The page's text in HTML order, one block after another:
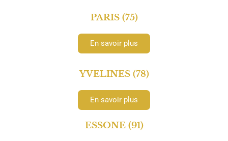
PARIS (75)
En savoir plus
YVELINES (78)
En savoir plus
ESSONE (91)